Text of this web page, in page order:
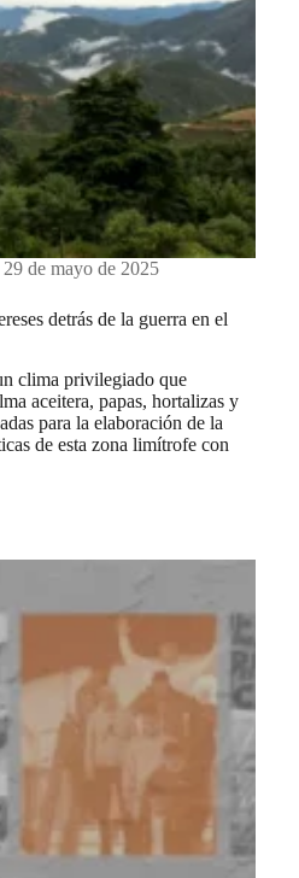
29 de mayo de 2025
detrás de la guerra en el
clima privilegiado que
aceitera, papas, hortalizas y
para la elaboración de la
de esta zona limítrofe con